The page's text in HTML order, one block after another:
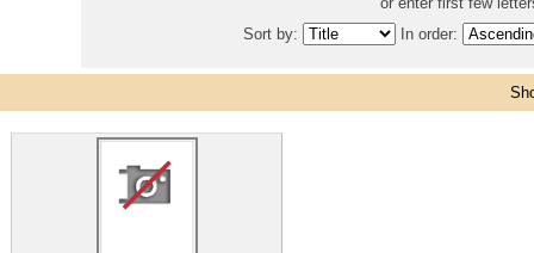
Sort by:
In order: